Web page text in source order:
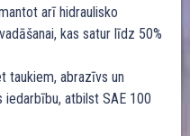
arī hidraulisko
kas satur līdz 50%
taukiem, abrazīvs un
atbilst SAE 100